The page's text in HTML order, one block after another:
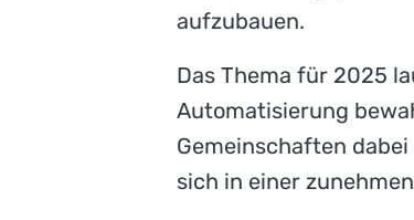
aufzubauen.
Das Thema für 2025
Automatisierung
Gemeinschaften
sich in einer